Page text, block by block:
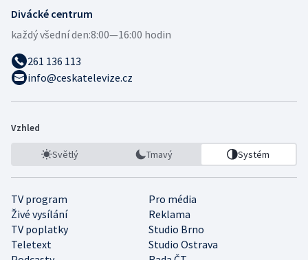
Divácké centrum
každý všední den:8:00—16:00 hodin
261 136 113
info@ceskatelevize.cz
Vzhled
Světlý Tmavý Systém
TV program
Pro média
Živé vysílání
Reklama
TV poplatky
Studio Brno
Teletext
Studio Ostrava